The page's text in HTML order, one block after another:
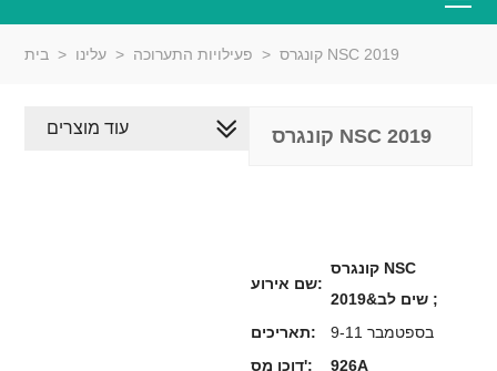
בית > עלינו > פעילויות התערוכה > קונגרס NSC 2019
קונגרס NSC 2019
שם אירוע:
קונגרס NSC
2019&שים לב ;
תאריכים:
9-11 בספטמבר
דוכן מס':
926A
עוד מוצרים